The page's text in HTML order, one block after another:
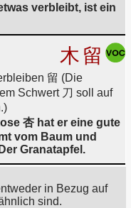
verbleibt, ist ein
木 留
留 (Die
Schwert 刀 soll auf
杏 hat er eine gute
vom Baum und
Granatapfel.
in Bezug auf
sind.